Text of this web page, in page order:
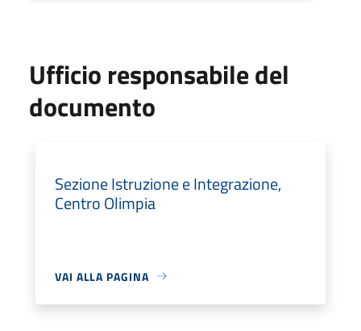
Ufficio responsabile del
documento
Sezione Istruzione e Integrazione,
Centro Olimpia
VAI ALLA PAGINA